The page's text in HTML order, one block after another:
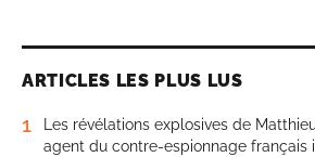
ARTICLES LES PLUS LUS
1
Les révélations explosives de
agent du contre-espionnage français